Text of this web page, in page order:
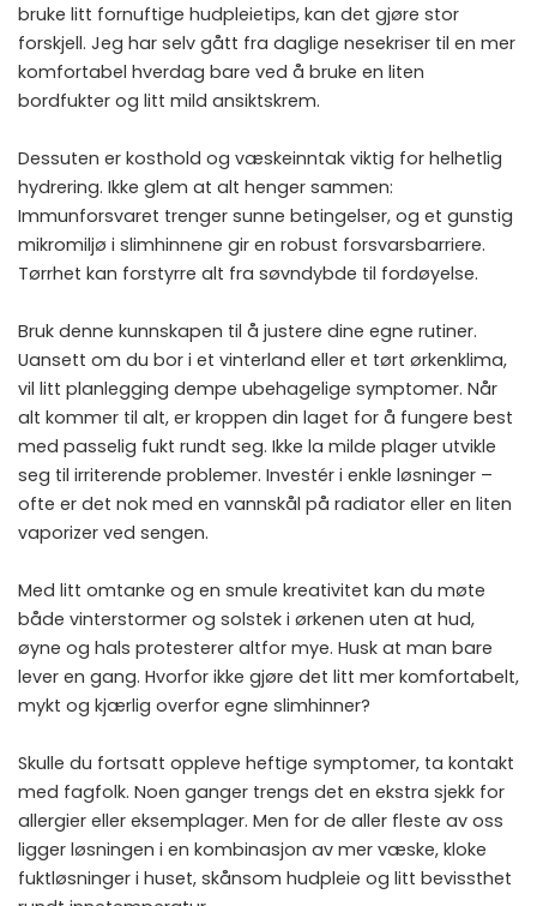
bruke litt fornuftige hudpleietips, kan det gjøre stor
forskjell. Jeg har selv gått fra daglige nesekriser til en mer
komfortabel hverdag bare ved å bruke en liten
bordfukter og litt mild ansiktskrem.
Dessuten er kosthold og væskeinntak viktig for helhetlig
hydrering. Ikke glem at alt henger sammen:
Immunforsvaret trenger sunne betingelser, og et gunstig
mikromiljø i slimhinnene gir en robust forsvarsbarriere.
Tørrhet kan forstyrre alt fra søvndybde til fordøyelse.
Bruk denne kunnskapen til å justere dine egne rutiner.
Uansett om du bor i et vinterland eller et tørt ørkenklima,
vil litt planlegging dempe ubehagelige symptomer. Når
alt kommer til alt, er kroppen din laget for å fungere best
med passelig fukt rundt seg. Ikke la milde plager utvikle
seg til irriterende problemer. Investér i enkle løsninger –
ofte er det nok med en vannskål på radiator eller en liten
vaporizer ved sengen.
Med litt omtanke og en smule kreativitet kan du møte
både vinterstormer og solstek i ørkenen uten at hud,
øyne og hals protesterer altfor mye. Husk at man bare
lever en gang. Hvorfor ikke gjøre det litt mer komfortabelt,
mykt og kjærlig overfor egne slimhinner?
Skulle du fortsatt oppleve heftige symptomer, ta kontakt
med fagfolk. Noen ganger trengs det en ekstra sjekk for
allergier eller eksemplager. Men for de aller fleste av oss
ligger løsningen i en kombinasjon av mer væske, kloke
fuktløsninger i huset, skånsom hudpleie og litt bevissthet